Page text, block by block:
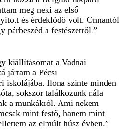
meg neki az első
és érdeklődő volt. Onnantól
párbeszéd a festészetről.”
kiállításomat a Vadnai
jártam a Pécsi
iskolájába. Ilona szinte minden
sokszor találkozunk nála
a munkákról. Ami nekem
mint festő, hanem mint
az elmúlt húsz évben.”